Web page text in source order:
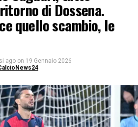
di Dossena.
quello scambio, le
ago on 19 Gennaio 2026